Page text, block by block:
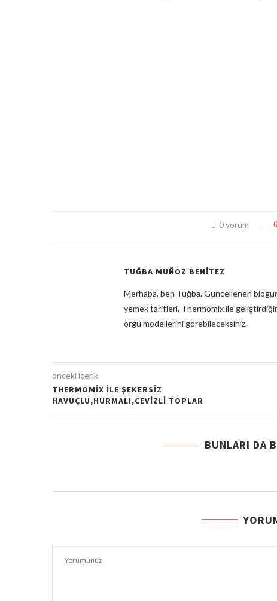
0 yorum
TUĞBA MUÑOZ BENITEZ
Merhaba, ben Tuğba. Güncellenen
yemek tarifleri, Thermomix ile
örgü modellerini görebileceksiniz.
önceki içerik
THERMOMIX ILE ŞEKERSIZ
HAVUÇLU,HURMALI,CEVIZLI TOPLAR
BUNLARI DA